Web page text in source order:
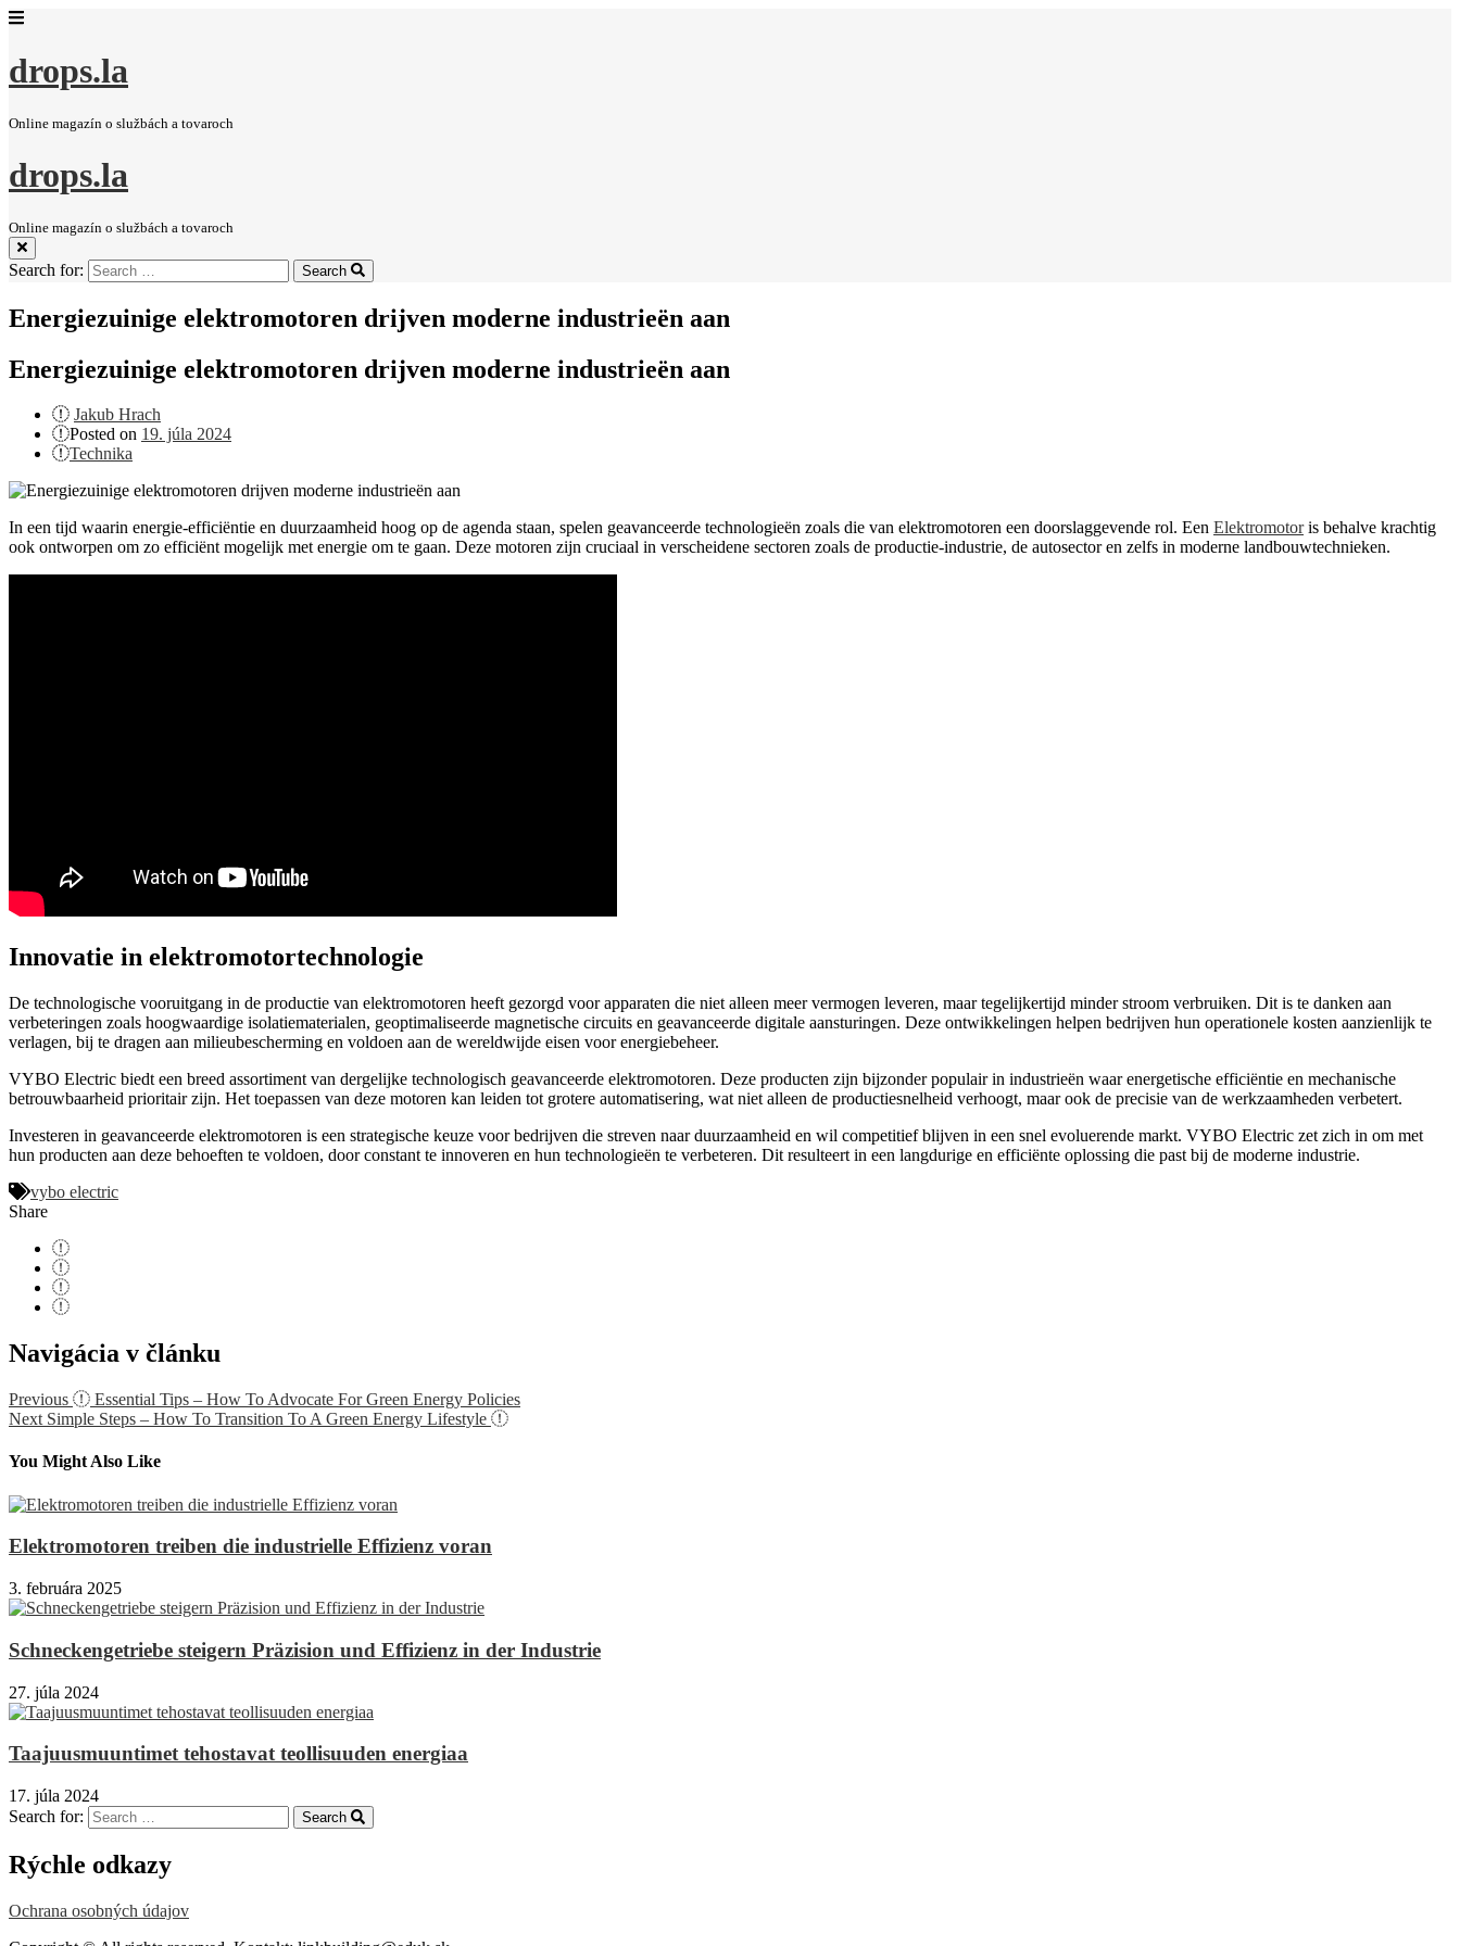
drops.la
Online magazín o službách a tovaroch
drops.la
Online magazín o službách a tovaroch
Search for: Search
Energiezuinige elektromotoren drijven moderne industrieën aan
Energiezuinige elektromotoren drijven moderne industrieën aan
Jakub Hrach
Posted on 19. júla 2024
Technika
In een tijd waarin energie-efficiëntie en duurzaamheid hoog op de agenda staan, spelen geavanceerde technologieën zoals die van elektromotoren een doorslaggevende rol. Een Elektromotoris behalve krachtig
ook ontworpen om zo efficiënt mogelijk met energie om te gaan. Deze motoren zijn cruciaal in verscheidene sectoren zoals de productie-industrie, de autosector en zelfs in moderne landbouwtechnieken.
Innovatie in elektromotortechnologie
De technologische vooruitgang in de productie van elektromotoren heeft gezorgd voor apparaten die niet alleen meer vermogen leveren, maar tegelijkertijd minder stroom verbruiken. Dit is te danken aan
verbeteringen zoals hoogwaardige isolatiematerialen, geoptimaliseerde magnetische circuits en geavanceerde digitale aansturingen. Deze ontwikkelingen helpen bedrijven hun operationele kosten aanzienlijk te
verlagen, bij te dragen aan milieubescherming en voldoen aan de wereldwijde eisen voor energiebeheer.
VYBO Electric biedt een breed assortiment van dergelijke technologisch geavanceerde elektromotoren. Deze producten zijn bijzonder populair in industrieën waar energetische efficiëntie en mechanische
betrouwbaarheid prioritair zijn. Het toepassen van deze motoren kan leiden tot grotere automatisering, wat niet alleen de productiesnelheid verhoogt, maar ook de precisie van de werkzaamheden verbetert.
Investeren in geavanceerde elektromotoren is een strategische keuze voor bedrijven die streven naar duurzaamheid en wil competitief blijven in een snel evoluerende markt. VYBO Electric zet zich in om met
hun producten aan deze behoeften te voldoen, door constant te innoveren en hun technologieën te verbeteren. Dit resulteert in een langdurige en efficiënte oplossing die past bij de moderne industrie.
vybo electric
Share
Navigácia v článku
Previous
Essential Tips – How To Advocate For Green Energy Policies
Next Simple Steps – How To Transition To A Green Energy Lifestyle
You Might Also Like
Elektromotoren treiben die industrielle Effizienz voran
3. februára 2025
Schneckengetriebe steigern Präzision und Effizienz in der Industrie
27. júla 2024
Taajuusmuuntimet tehostavat teollisuuden energiaa
17. júla 2024
Search for:
Search
Rýchle odkazy
Ochrana osobných údajov